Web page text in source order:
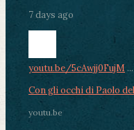
7 days ago
youtu.be/5cAwjj0FujM ...
Con gli occhi di Paolo
youtu.be